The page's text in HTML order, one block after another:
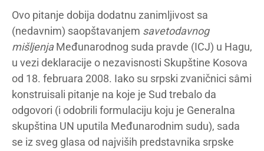
Ovo pitanje dobija dodatnu zanimljivost sa
(nedavnim) saopštavanjem savetodavnog
mišljenjaMeđunarodnog suda pravde (ICJ) u Hagu,
u vezi deklaracije o nezavisnosti Skupštine Kosova
od 18. februara 2008. Iako su srpski zvaničnici sâmi
konstruisali pitanje na koje je Sud trebalo da
odgovori (i odobrili formulaciju koju je Generalna
skupština UN uputila Međunarodnim sudu), sada
se iz sveg glasa od najviših predstavnika srpske